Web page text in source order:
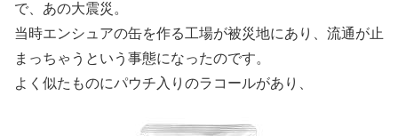
で、あの大震災。
当時エンシュアの缶を作る工場が被災地にあり、流通が止
まっちゃうという事態になったのです。
よく似たものにパウチ入りのラコールがあり、